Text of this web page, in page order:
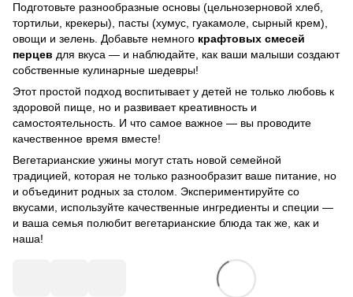
Подготовьте разнообразные основы (цельнозерновой хлеб,
тортильи, крекеры), пасты (хумус, гуакамоле, сырный крем),
овощи и зелень. Добавьте немного крафтовых смесей
перцев для вкуса — и наблюдайте, как ваши малыши создают
собственные кулинарные шедевры!
Этот простой подход воспитывает у детей не только любовь к
здоровой пище, но и развивает креативность и
самостоятельность. И что самое важное — вы проводите
качественное время вместе!
Вегетарианские ужины могут стать новой семейной
традицией, которая не только разнообразит ваше питание, но
и объединит родных за столом. Экспериментируйте со
вкусами, используйте качественные ингредиенты и специи —
и ваша семья полюбит вегетарианские блюда так же, как и
наша!